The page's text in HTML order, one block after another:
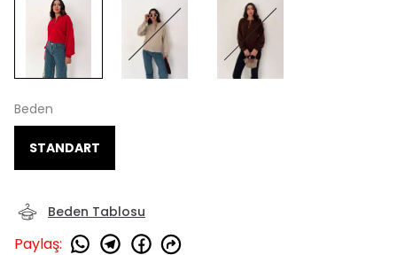
Beden
STANDART
Beden Tablosu
Paylaş: